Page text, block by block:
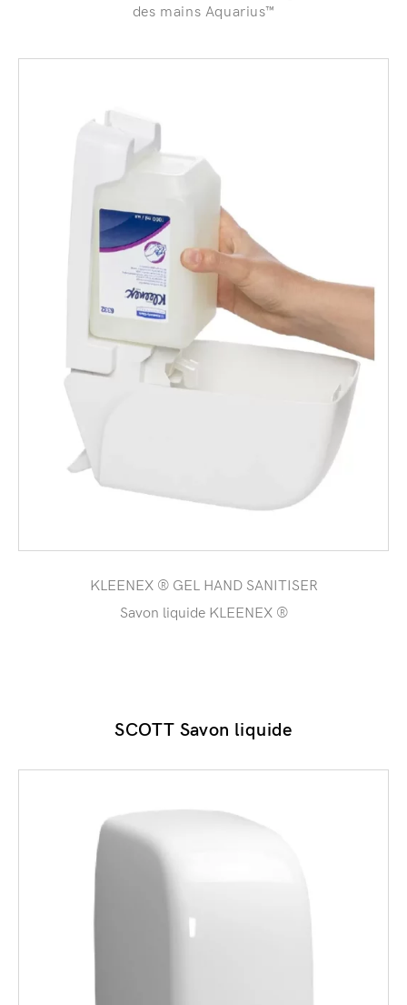
des mains Aquarius™
KLEENEX ® GEL HAND SANITISER
Savon liquide KLEENEX ®
SCOTT Savon liquide